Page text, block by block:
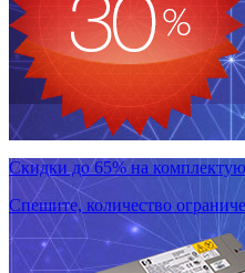
Скидки до 65% на
Спешите, количество